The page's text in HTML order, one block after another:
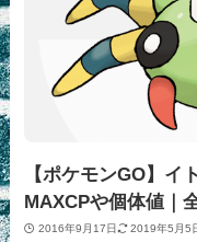
【ポケモンGO】イ
MAXCPや個体値｜
2016年9月17日 2019年5月5